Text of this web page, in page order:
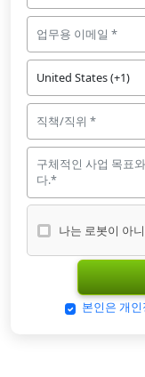
나는 로봇이 아
나는 로봇이 아
본인은 개